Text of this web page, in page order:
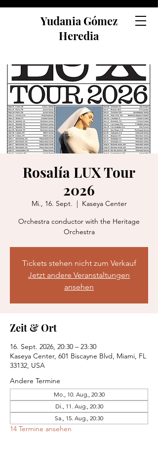
Yudania Gómez
Heredia
Rosalía LUX Tour
2026
Mi., 16. Sept.
  |
Kaseya Center
Orchestra conductor with the Heritage
Orchestra
Tickets stehen nicht zum Verkauf
Jetzt andere Veranstaltungen
ansehen
Zeit & Ort
16. Sept. 2026, 20:30 – 23:30
Kaseya Center, 601 Biscayne Blvd, Miami, FL
33132, USA
Andere Termine
Mo., 10. Aug., 20:30
Di., 11. Aug., 20:30
Sa., 15. Aug., 20:30
14 Termine ansehen